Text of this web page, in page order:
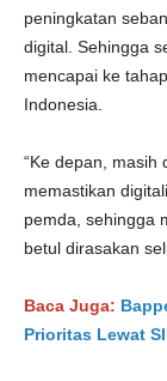
peningkatan
digital. Sehingga
mencapai ke
Indonesia.
“Ke depan, masih
memastikan
pemda, sehingga
betul dirasakan
Baca Juga:
Prioritas Lewat